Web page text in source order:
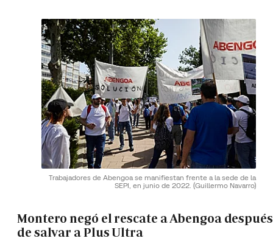
Trabajadores de Abengoa se manifiestan frente a la sede de la
SEPI, en junio de 2022. (Guillermo Navarro)
Montero negó el rescate a Abengoa después
de salvar a Plus Ultra